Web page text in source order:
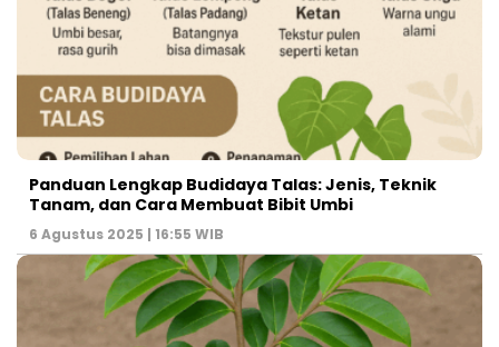
Panduan Lengkap Budidaya Talas: Jenis, Teknik
Tanam, dan Cara Membuat Bibit Umbi
6 Agustus 2025 | 16:55 WIB